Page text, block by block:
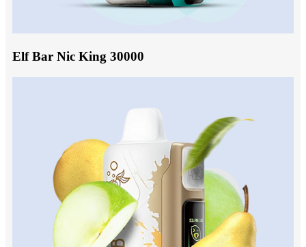
Elf Bar Nic King 30000